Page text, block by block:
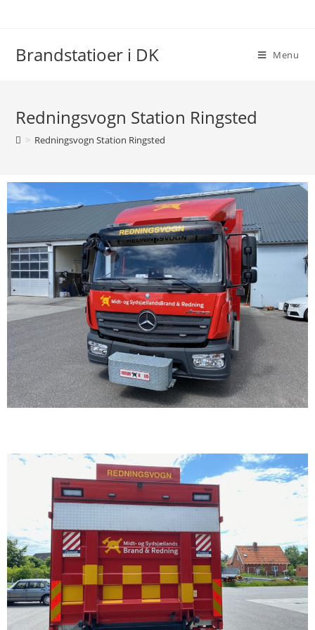
Brandstatioer i DK Menu
Redningsvogn Station Ringsted
> Redningsvogn Station Ringsted